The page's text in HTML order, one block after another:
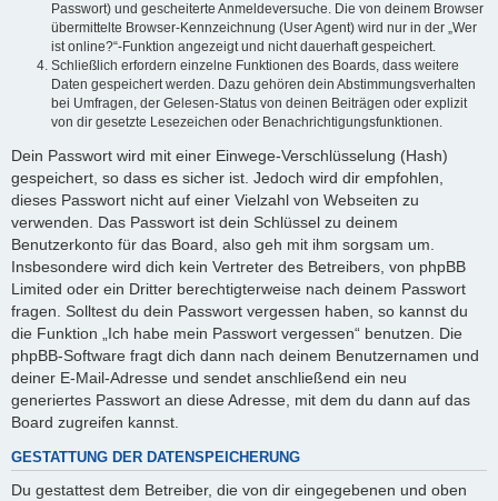
Passwort) und gescheiterte Anmeldeversuche. Die von deinem Browser
übermittelte Browser-Kennzeichnung (User Agent) wird nur in der „Wer
ist online?“-Funktion angezeigt und nicht dauerhaft gespeichert.
Schließlich erfordern einzelne Funktionen des Boards, dass weitere
Daten gespeichert werden. Dazu gehören dein Abstimmungsverhalten
bei Umfragen, der Gelesen-Status von deinen Beiträgen oder explizit
von dir gesetzte Lesezeichen oder Benachrichtigungsfunktionen.
Dein Passwort wird mit einer Einwege-Verschlüsselung (Hash)
gespeichert, so dass es sicher ist. Jedoch wird dir empfohlen,
dieses Passwort nicht auf einer Vielzahl von Webseiten zu
verwenden. Das Passwort ist dein Schlüssel zu deinem
Benutzerkonto für das Board, also geh mit ihm sorgsam um.
Insbesondere wird dich kein Vertreter des Betreibers, von phpBB
Limited oder ein Dritter berechtigterweise nach deinem Passwort
fragen. Solltest du dein Passwort vergessen haben, so kannst du
die Funktion „Ich habe mein Passwort vergessen“ benutzen. Die
phpBB-Software fragt dich dann nach deinem Benutzernamen und
deiner E-Mail-Adresse und sendet anschließend ein neu
generiertes Passwort an diese Adresse, mit dem du dann auf das
Board zugreifen kannst.
GESTATTUNG DER DATENSPEICHERUNG
Du gestattest dem Betreiber, die von dir eingegebenen und oben